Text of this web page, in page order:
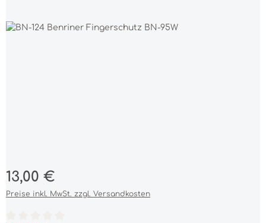
Bildergalerie überspringen
Regulärer Preis:
13,00 €
Preise inkl. MwSt. zzgl. Versandkosten